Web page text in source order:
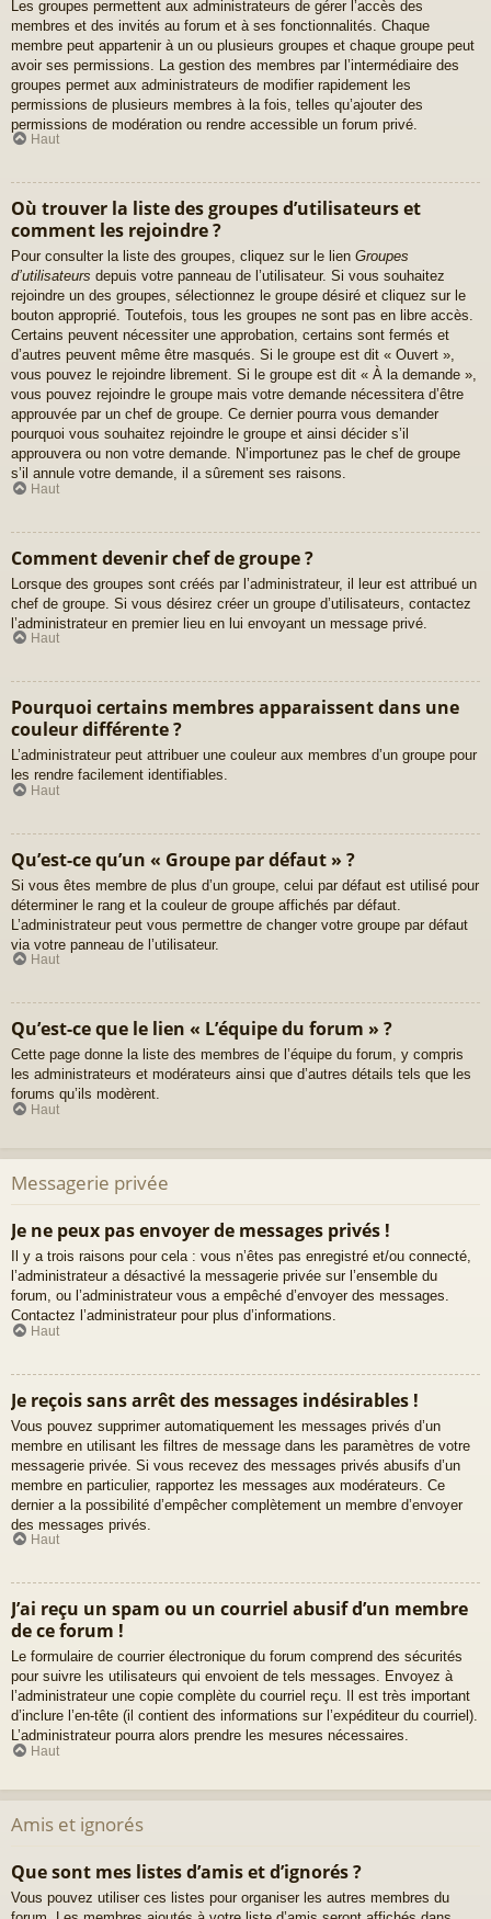
Les groupes permettent aux administrateurs de gérer l’accès des
membres et des invités au forum et à ses fonctionnalités. Chaque
membre peut appartenir à un ou plusieurs groupes et chaque groupe peut
avoir ses permissions. La gestion des membres par l’intermédiaire des
groupes permet aux administrateurs de modifier rapidement les
permissions de plusieurs membres à la fois, telles qu’ajouter des
permissions de modération ou rendre accessible un forum privé.
Haut
Où trouver la liste des groupes d’utilisateurs et
comment les rejoindre ?
Pour consulter la liste des groupes, cliquez sur le lien Groupes
d’utilisateurs depuis votre panneau de l’utilisateur. Si vous souhaitez
rejoindre un des groupes, sélectionnez le groupe désiré et cliquez sur le
bouton approprié. Toutefois, tous les groupes ne sont pas en libre accès.
Certains peuvent nécessiter une approbation, certains sont fermés et
d’autres peuvent même être masqués. Si le groupe est dit « Ouvert »,
vous pouvez le rejoindre librement. Si le groupe est dit « À la demande »,
vous pouvez rejoindre le groupe mais votre demande nécessitera d’être
approuvée par un chef de groupe. Ce dernier pourra vous demander
pourquoi vous souhaitez rejoindre le groupe et ainsi décider s’il
approuvera ou non votre demande. N’importunez pas le chef de groupe
s’il annule votre demande, il a sûrement ses raisons.
Haut
Comment devenir chef de groupe ?
Lorsque des groupes sont créés par l’administrateur, il leur est attribué un
chef de groupe. Si vous désirez créer un groupe d’utilisateurs, contactez
l’administrateur en premier lieu en lui envoyant un message privé.
Haut
Pourquoi certains membres apparaissent dans une
couleur différente ?
L’administrateur peut attribuer une couleur aux membres d’un groupe pour
les rendre facilement identifiables.
Haut
Qu’est-ce qu’un « Groupe par défaut » ?
Si vous êtes membre de plus d’un groupe, celui par défaut est utilisé pour
déterminer le rang et la couleur de groupe affichés par défaut.
L’administrateur peut vous permettre de changer votre groupe par défaut
via votre panneau de l’utilisateur.
Haut
Qu’est-ce que le lien « L’équipe du forum » ?
Cette page donne la liste des membres de l’équipe du forum, y compris
les administrateurs et modérateurs ainsi que d’autres détails tels que les
forums qu’ils modèrent.
Haut
Messagerie privée
Je ne peux pas envoyer de messages privés !
Il y a trois raisons pour cela : vous n’êtes pas enregistré et/ou connecté,
l’administrateur a désactivé la messagerie privée sur l’ensemble du
forum, ou l’administrateur vous a empêché d’envoyer des messages.
Contactez l’administrateur pour plus d’informations.
Haut
Je reçois sans arrêt des messages indésirables !
Vous pouvez supprimer automatiquement les messages privés d’un
membre en utilisant les filtres de message dans les paramètres de votre
messagerie privée. Si vous recevez des messages privés abusifs d’un
membre en particulier, rapportez les messages aux modérateurs. Ce
dernier a la possibilité d’empêcher complètement un membre d’envoyer
des messages privés.
Haut
J’ai reçu un spam ou un courriel abusif d’un membre
de ce forum !
Le formulaire de courrier électronique du forum comprend des sécurités
pour suivre les utilisateurs qui envoient de tels messages. Envoyez à
l’administrateur une copie complète du courriel reçu. Il est très important
d’inclure l’en-tête (il contient des informations sur l’expéditeur du courriel).
L’administrateur pourra alors prendre les mesures nécessaires.
Haut
Amis et ignorés
Que sont mes listes d’amis et d’ignorés ?
Vous pouvez utiliser ces listes pour organiser les autres membres du